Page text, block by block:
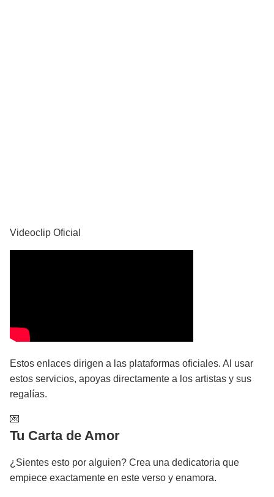
Videoclip Oficial
Estos enlaces dirigen a las plataformas oficiales. Al usar
estos servicios, apoyas directamente a los artistas y sus
regalías.
💌
Tu Carta de Amor
¿Sientes esto por alguien? Crea una dedicatoria que
empiece exactamente en este verso y enamora.